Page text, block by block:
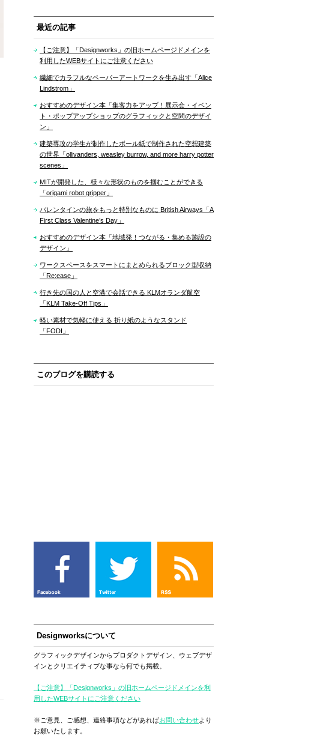
最近の記事
【ご注意】「Designworks」の旧ホームページドメインを
利用したWEBサイトにご注意ください
繊細でカラフルなペーパーアートワークを生み出す「Alice
Lindstrom」
おすすめのデザイン本「集客力をアップ！展示会・イベン
ト・ポップアップショップのグラフィックと空間のデザイ
ン」
建築専攻の学生が制作したボール紙で制作された空想建築
の世界「ollivanders, weasley burrow, and more harry potter
scenes」
MITが開発した、様々な形状のものを掴むことができる
「origami robot gripper」
バレンタインの旅をもっと特別なものに British Airways「A
First Class Valentine’s Day」
おすすめのデザイン本「地域発！つながる・集める施設の
デザイン」
ワークスペースをスマートにまとめられるブロック型収納
「Re:ease」
行き先の国の人と空港で会話できる KLMオランダ航空
「KLM Take-Off Tips」
軽い素材で気軽に使える 折り紙のようなスタンド
「FODI」
このブログを購読する
Designworksについて
グラフィックデザインからプロダクトデザイン、ウェブデザ
インとクリエイティブな事なら何でも掲載。
【ご注意】「Designworks」の旧ホームページドメインを利
用したWEBサイトにご注意ください
※ご意見、ご感想、連絡事項などがあればお問い合わせより
お願いたします。